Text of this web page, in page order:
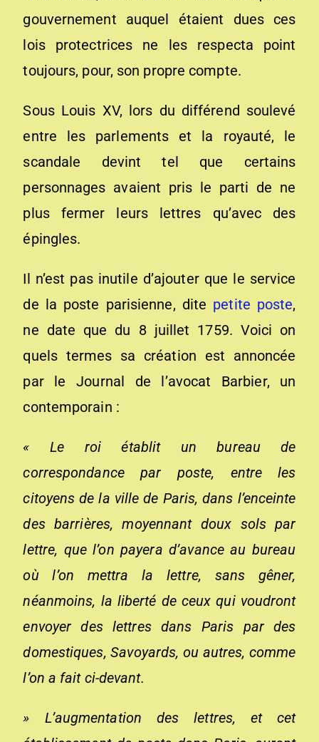
gouvernement auquel étaient dues ces
lois protectrices ne les respecta point
toujours, pour, son propre compte.
Sous Louis XV, lors du différend soulevé
entre les parlements et la royauté, le
scandale devint tel que certains
personnages avaient pris le parti de ne
plus fermer leurs lettres qu’avec des
épingles.
Il n’est pas inutile d’ajouter que le service
de la poste parisienne, dite petite poste,
ne date que du 8 juillet 1759. Voici on
quels termes sa création est annoncée
par le Journal de l’avocat Barbier, un
contemporain :
« Le roi établit un bureau de
correspondance par poste, entre les
citoyens de la ville de Paris, dans l’enceinte
des barrières, moyennant doux sols par
lettre, que l’on payera d’avance au bureau
où l’on mettra la lettre, sans gêner,
néanmoins, la liberté de ceux qui voudront
envoyer des lettres dans Paris par des
domestiques, Savoyards, ou autres, comme
l’on a fait ci-devant.
» L’augmentation des lettres, et cet